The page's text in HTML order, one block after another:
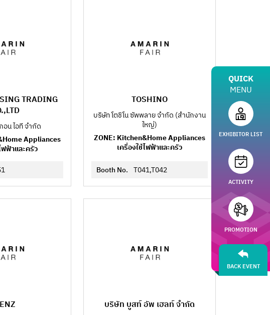
TRADING
น ไอที จำกัด
Appliances
ฟฟ้าและครัว
TOSHINO
บริษัท โตชิโน ซัพพลาย จำกัด (สำนักงาน
ใหญ่)
ZONE: Kitchen&Home Appliances
เครื่องใช้ไฟฟ้าและครัว
Booth No. T041,T042
บริษัท บูสท์ อัพ เฮลท์ จำกัด
QUICK
MENU
BACK EVENT
EXHIBITOR LIST
ACTIVITY
PROMOTION